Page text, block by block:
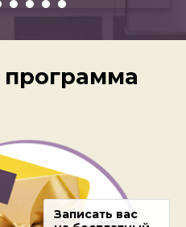
программа
Записать вас